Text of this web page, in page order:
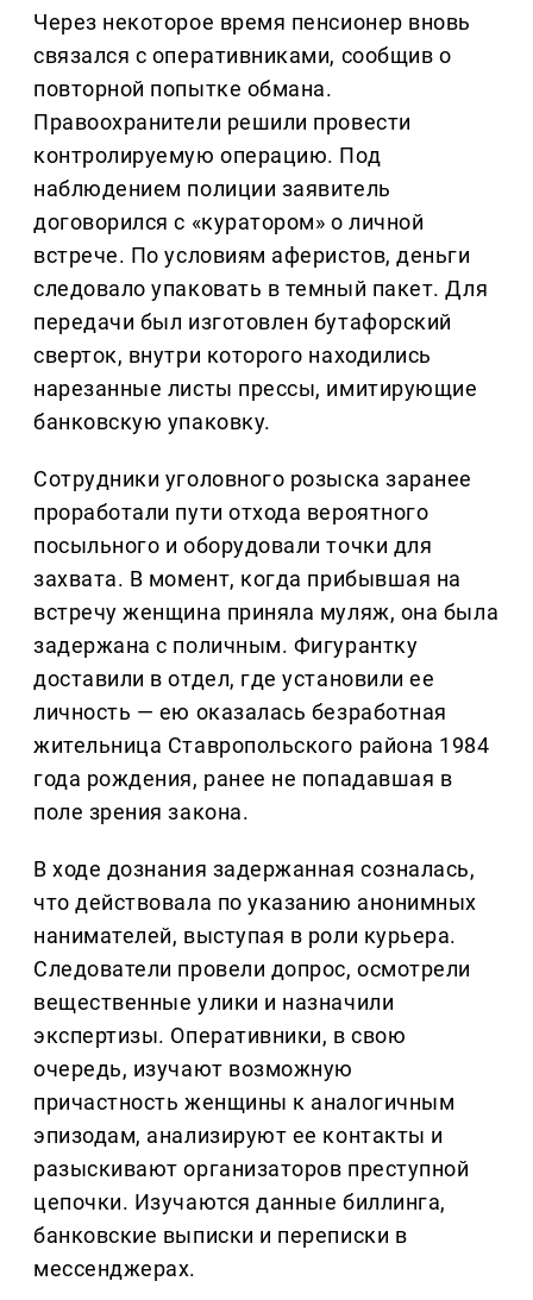
Через некоторое время пенсионер вновь
связался с оперативниками, сообщив о
повторной попытке обмана.
Правоохранители решили провести
контролируемую операцию. Под
наблюдением полиции заявитель
договорился с «куратором» о личной
встрече. По условиям аферистов, деньги
следовало упаковать в темный пакет. Для
передачи был изготовлен бутафорский
сверток, внутри которого находились
нарезанные листы прессы, имитирующие
банковскую упаковку.
Сотрудники уголовного розыска заранее
проработали пути отхода вероятного
посыльного и оборудовали точки для
захвата. В момент, когда прибывшая на
встречу женщина приняла муляж, она была
задержана с поличным. Фигурантку
доставили в отдел, где установили ее
личность — ею оказалась безработная
жительница Ставропольского района 1984
года рождения, ранее не попадавшая в
поле зрения закона.
В ходе дознания задержанная созналась,
что действовала по указанию анонимных
нанимателей, выступая в роли курьера.
Следователи провели допрос, осмотрели
вещественные улики и назначили
экспертизы. Оперативники, в свою
очередь, изучают возможную
причастность женщины к аналогичным
эпизодам, анализируют ее контакты и
разыскивают организаторов преступной
цепочки. Изучаются данные биллинга,
банковские выписки и переписки в
мессенджерах.